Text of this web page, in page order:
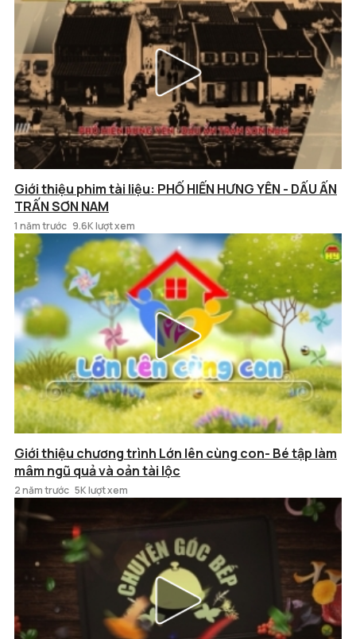
Giới thiệu phim tài liệu: PHỐ HIẾN HƯNG YÊN - DẤU ẤN
TRẤN SƠN NAM
1 năm trước 9.6K lượt xem
Giới thiệu chương trình Lớn lên cùng con- Bé tập làm
mâm ngũ quả và oản tài lộc
2 năm trước 5K lượt xem